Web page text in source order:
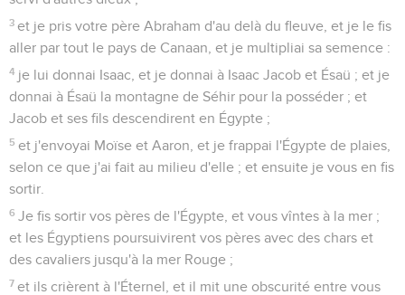
3 et je pris votre père Abraham d'au delà du fleuve, et je le fis
aller par tout le pays de Canaan, et je multipliai sa semence :
4 je lui donnai Isaac, et je donnai à Isaac Jacob et Ésaü ; et je
donnai à Ésaü la montagne de Séhir pour la posséder ; et
Jacob et ses fils descendirent en Égypte ;
5 et j'envoyai Moïse et Aaron, et je frappai l'Égypte de plaies,
selon ce que j'ai fait au milieu d'elle ; et ensuite je vous en fis
sortir.
6 Je fis sortir vos pères de l'Égypte, et vous vîntes à la mer ;
et les Égyptiens poursuivirent vos pères avec des chars et
des cavaliers jusqu'à la mer Rouge ;
7 et ils crièrent à l'Éternel, et il mit une obscurité entre vous